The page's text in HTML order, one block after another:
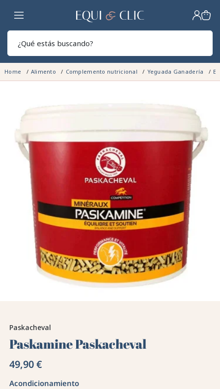
Hogar
Home Alimento Complemento nutricional Yeguada Ganadería
Paskacheval
Paskamine Paskacheval
49,90 €
Acondicionamiento